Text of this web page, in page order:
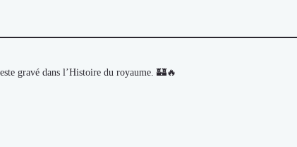
gravé dans l’Histoire du royaume. 🏰🔥